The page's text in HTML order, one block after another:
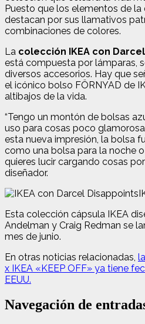
Puesto que los elementos de
destacan por sus llamativos
combinaciones de colores.
La colección IKEA con
está compuesta por lámparas,
diversos accesorios. Hay que
el icónico bolso FÖRNYAD de
altibajos de la vida.
“Tengo un montón de bolsas
uso para cosas poco
esta nueva impresión, la bolsa
como una bolsa para la noche
quieres lucir cargando cosas
diseñador.
Esta colección cápsula IKEA
Andelman y Craig Redman se
mes de junio.
En otras noticias relacionadas,
x IKEA «KEEP OFF» ya tiene
EEUU.
Navegación de